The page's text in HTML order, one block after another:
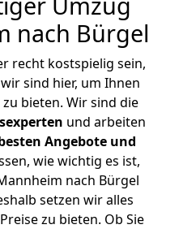
nach Bürgel
recht kostspielig sein,
sind hier, um Ihnen
zu bieten. Wir sind die
und arbeiten
Angebote und
wie wichtig es ist,
nach Bürgel
setzen wir alles
zu bieten. Ob Sie